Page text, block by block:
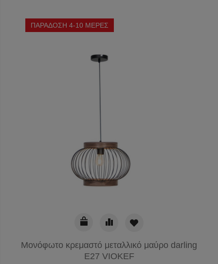
ΠΑΡΑΔΟΣΗ 4-10 ΜΕΡΕΣ
Μονόφωτο κρεμαστό μεταλλικό μαύρο darling
E27 VIOKEF